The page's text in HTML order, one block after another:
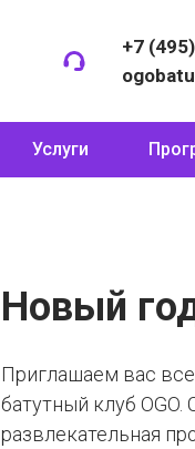
+7
Услуги
Новый
Приглашаем вас
батутный клуб
развлекательная